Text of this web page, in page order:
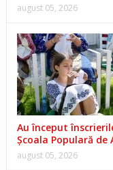
august 05, 2026
Au început
Școala Populară
august 05, 2026